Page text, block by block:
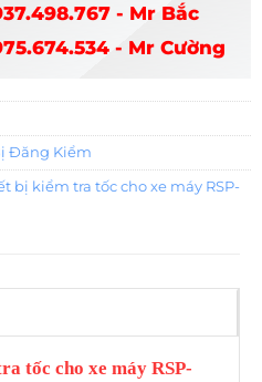
- Mr Bắc
- Mr Cường
Đăng Kiểm
bị kiểm tra tốc cho xe máy RSP-
tốc cho xe máy RSP-